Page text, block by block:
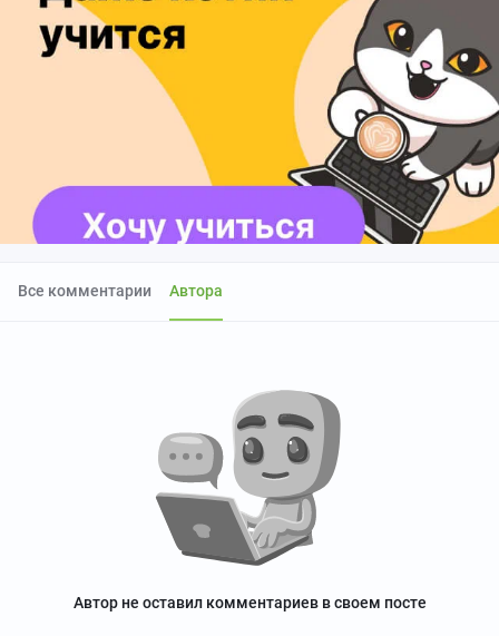
Все комментарии Автора
Автор не оставил комментариев в своем посте